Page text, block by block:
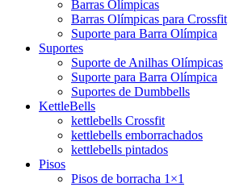
Barras Olímpicas
Barras Olímpicas para Crossfit
Suporte para Barra Olímpica
Suportes
Suporte de Anilhas Olímpicas
Suporte para Barra Olímpica
Suportes de Dumbbells
KettleBells
kettlebells Crossfit
kettlebells emborrachados
kettlebells pintados
Pisos
Pisos de borracha 1×1